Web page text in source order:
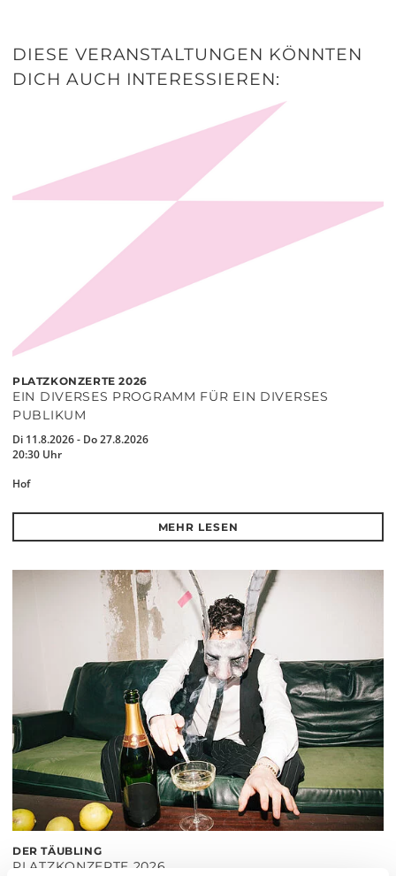
DIESE VERANSTALTUNGEN KÖNNTEN
DICH AUCH INTERESSIEREN:
PLATZKONZERTE 2026
EIN DIVERSES PROGRAMM FÜR EIN DIVERSES
PUBLIKUM
Di 11.8.2026 - Do 27.8.2026
20:30 Uhr
Hof
MEHR LESEN
DER TÄUBLING
PLATZKONZERTE 2026